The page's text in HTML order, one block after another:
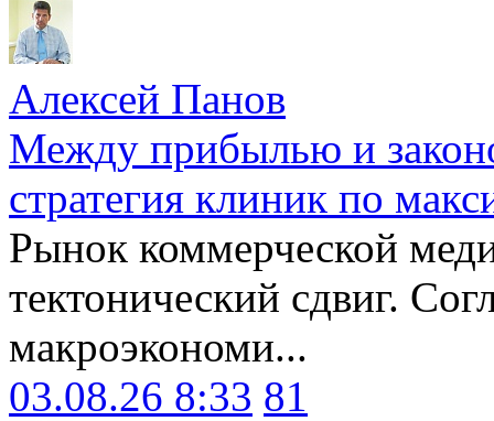
Алексей Панов
Между прибылью и
стратегия клиник по
Рынок коммерческой
тектонический сдвиг.
макроэкономи...
03.08.26 8:33 81